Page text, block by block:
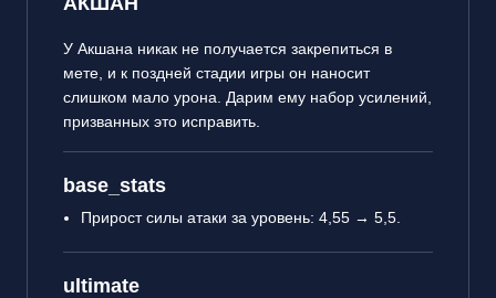
У Акшана никак не получается закрепиться в
мете, и к поздней стадии игры он наносит
слишком мало урона. Дарим ему набор усилений,
призванных это исправить.
base_stats
Прирост силы атаки за уровень: 4,55 → 5,5.
ultimate